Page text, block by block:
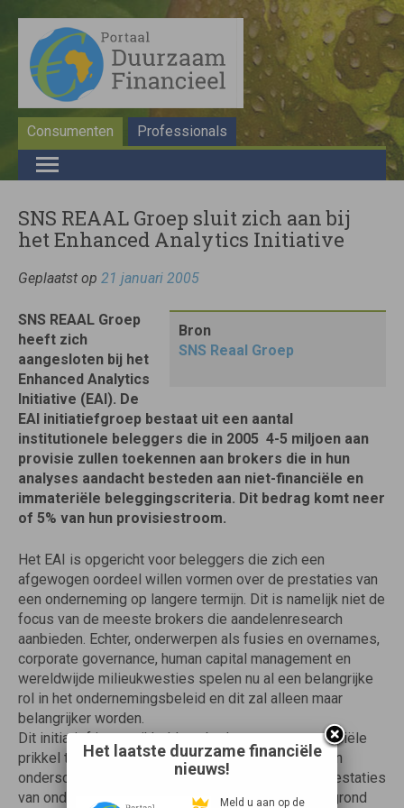
Consumenten Professionals
SNS REAAL Groep sluit zich aan bij
het Enhanced Analytics Initiative
Geplaatst op 21 januari 2005
Bron
SNS Reaal Groep
SNS REAAL Groep
heeft zich
aangesloten bij het
Enhanced Analytics
Initiative (EAI). De
EAI initiatiefgroep bestaat uit een aantal
institutionele beleggers die in 2005  4-5 miljoen aan
provisie zullen toekennen aan brokers die in hun
analyses aandacht besteden aan niet-financiële en
immateriële beleggingscriteria. Dit bedrag komt neer
of 5% van hun provisiestroom.
Het EAI is opgericht voor beleggers die zich een
afgewogen oordeel willen vormen over de prestaties van
een onderneming op langere termijn. Dit is namelijk niet de
focus van de meeste brokers die aandelenresearch
aanbieden. Echter, onderwerpen als fusies en overnames,
corporate governance, human capital management en
wereldwijde milieukwesties spelen nu al een belangrijke
rol in het ondernemingsbeleid en dit zal alleen maar
belangrijker worden.
Dit initiatief is ontwikkeld om brokers een commerciële
prikkel te geven en te stimuleren om innovatieve en
onderscheidende research te leveren waarin de prestaties
van ondernemingen ook worden geanalyseerd op grond
Het laatste duurzame financiële
nieuws!
Meld u aan op de